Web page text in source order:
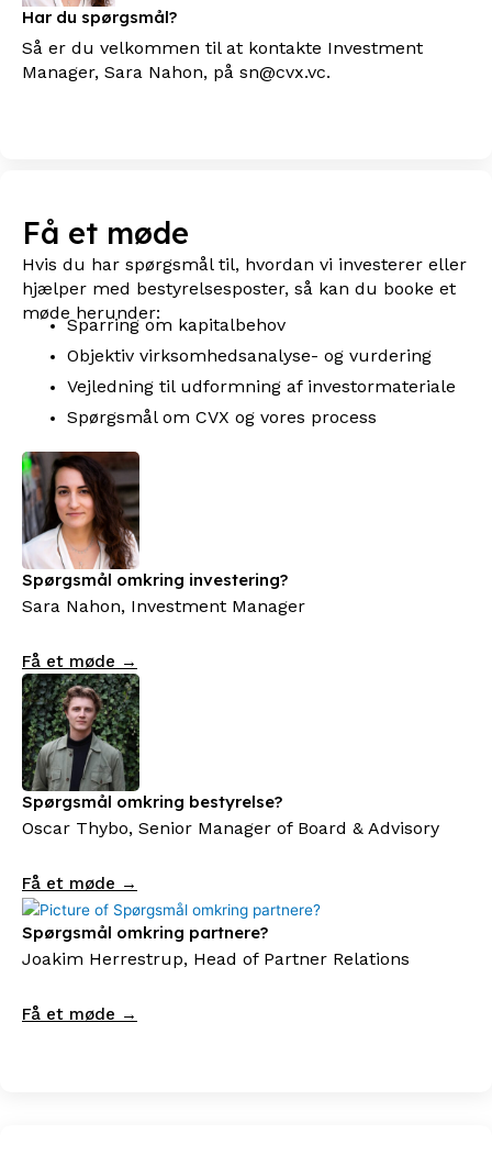
Har du spørgsmål?
Så er du velkommen til at kontakte Investment
Manager, Sara Nahon, på sn@cvx.vc.
Få et møde
Hvis du har spørgsmål til, hvordan vi investerer eller
hjælper med bestyrelsesposter, så kan du booke et
møde herunder:
Sparring om kapitalbehov
Objektiv virksomhedsanalyse- og vurdering
Vejledning til udformning af investormateriale
Spørgsmål om CVX og vores process
Spørgsmål omkring investering?
Sara Nahon, Investment Manager
Få et møde →
Spørgsmål omkring bestyrelse?
Oscar Thybo, Senior Manager of Board & Advisory
Få et møde →
Spørgsmål omkring partnere?
Joakim Herrestrup, Head of Partner Relations
Få et møde →